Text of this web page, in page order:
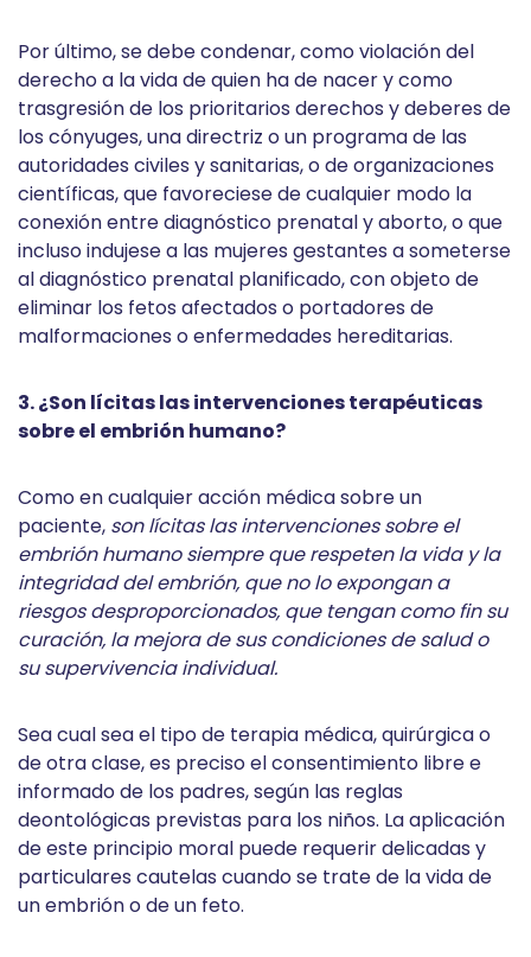
Por último, se debe condenar, como violación del
derecho a la vida de quien ha de nacer y como
trasgresión de los prioritarios derechos y deberes de
los cónyuges, una directriz o un programa de las
autoridades civiles y sanitarias, o de organizaciones
científicas, que favoreciese de cualquier modo la
conexión entre diagnóstico prenatal y aborto, o que
incluso indujese a las mujeres gestantes a someterse
al diagnóstico prenatal planificado, con objeto de
eliminar los fetos afectados o portadores de
malformaciones o enfermedades hereditarias.
3. ¿Son lícitas las intervenciones terapéuticas
sobre el embrión humano?
Como en cualquier acción médica sobre un
paciente, son lícitas las intervenciones sobre el
embrión humano siempre que respeten la vida y la
integridad del embrión, que no lo expongan a
riesgos desproporcionados, que tengan como fin su
curación, la mejora de sus condiciones de salud o
su supervivencia individual.
Sea cual sea el tipo de terapia médica, quirúrgica o
de otra clase, es preciso el consentimiento libre e
informado de los padres, según las reglas
deontológicas previstas para los niños. La aplicación
de este principio moral puede requerir delicadas y
particulares cautelas cuando se trate de la vida de
un embrión o de un feto.